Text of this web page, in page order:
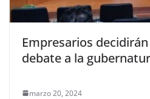
Empresarios
debate a la
marzo 20, 2024